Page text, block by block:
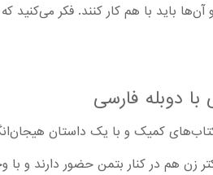
باید با هم کار کنند. فکر می‌کنید
دوبله فارسی
کمیک و با یک داستان
هم در کنار بتمن حضور دارند و با